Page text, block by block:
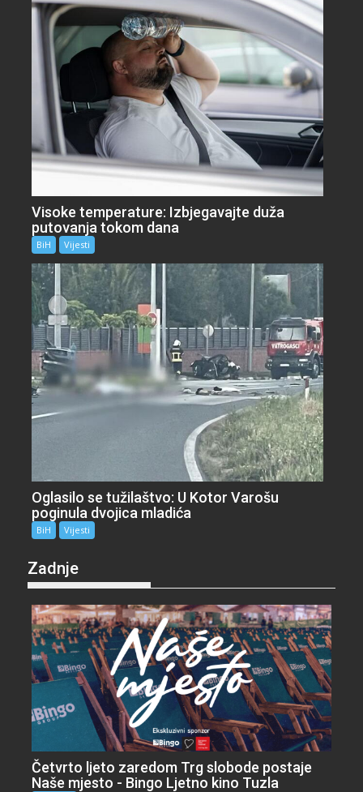
Visoke temperature: Izbjegavajte duža
putovanja tokom dana
BiH Vijesti
Oglasilo se tužilaštvo: U Kotor Varošu
poginula dvojica mladića
BiH Vijesti
Zadnje
Četvrto ljeto zaredom Trg slobode postaje
Naše mjesto - Bingo Ljetno kino Tuzla